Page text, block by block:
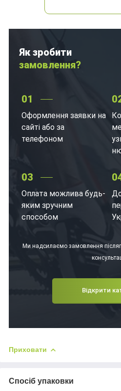
Як зробити
замовлення?
01
Оформлення заявки на
сайті або за
телефоном
03
Оплата можлива будь-
яким зручним
способом
Ми надсилаємо замовлення
Відкрити
Приховати
Спосіб упаковки